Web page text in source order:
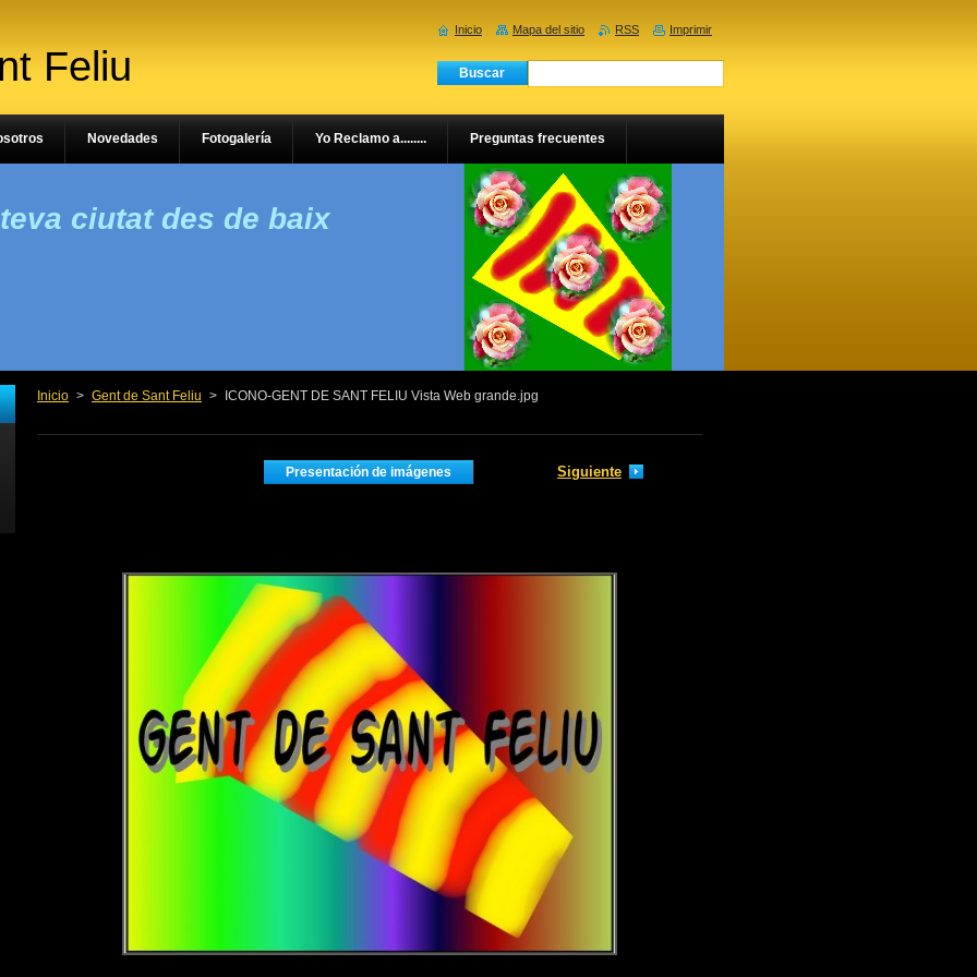
Feliu
ciutat des de baix
Inicio > Gent de Sant Feliu > ICONO-GENT DE SANT FELIU Vista Web grande.jpg
Presentación de imágenes Siguiente
Novedades Fotogalería Yo Reclamo a........ Preguntas frecuentes
Inicio Mapa del sitio RSS Imprimir